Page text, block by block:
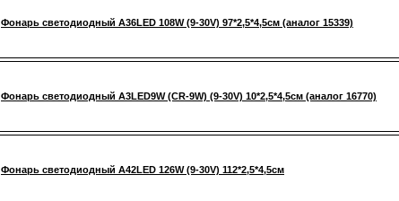
Фонарь светодиодный A36LED 108W (9-30V) 97*2,5*4,5см (аналог 15339)
Фонарь светодиодный A3LED9W (CR-9W) (9-30V) 10*2,5*4,5см (аналог 16770)
Фонарь светодиодный A42LED 126W (9-30V) 112*2,5*4,5см